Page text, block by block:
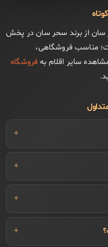
۱۰۰ گرم سحر سان از برند سحر سان در پخش
مناسب فروشگاهی،
سایر اقلام به فروشگاه